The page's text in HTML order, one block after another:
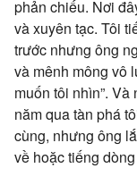
phản chiếu. Nơi
và xuyên tạc. Tôi
trước nhưng ông
và mênh mông vô
muốn tôi nhìn”.
năm qua tàn phá
cùng, nhưng ông
về hoặc tiếng